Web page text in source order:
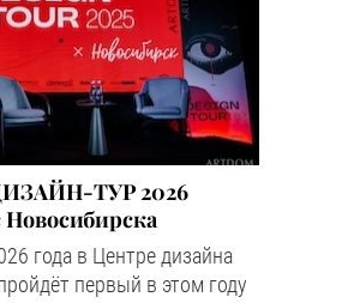
ТУР 2026
Новосибирска
года в Центре дизайна
первый в этом году